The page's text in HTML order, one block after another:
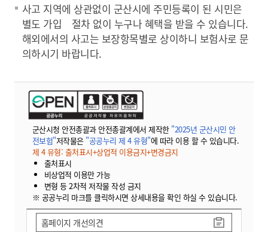
사고 지역에 상관없이 군산시에 주민등록이 된 시민은
별도 가입 절차 없이 누구나 혜택을 받을 수 있습니다.
해외에서의 사고는 보장항목별로 상이하니 보험사로 문
의하시기 바랍니다.
군산시청 안전총괄과 안전총괄계에서 제작한 "2025년 군산시민 안
전보험"저작물은 "공공누리 제 4 유형"에 따라 이용 할 수 있습니다.
제 4 유형: 출처표시+상업적 이용금지+변경금지
출처표시
비상업적 이용만 가능
변형 등 2차적 저작물 작성 금지
※ 공공누리 마크를 클릭하시면 상세내용을 확인 하실 수 있습니다.
홈페이지 개선의견